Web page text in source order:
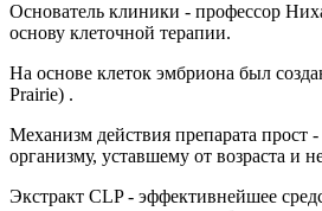
Основатель клиники - профессор
основу клеточной терапии.
На основе клеток эмбриона был
Prairie) .
Механизм действия препарата
организму, уставшему от возраста и
Экстракт CLP - эффективнейшее